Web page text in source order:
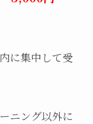
に集中して受
ニング以外に